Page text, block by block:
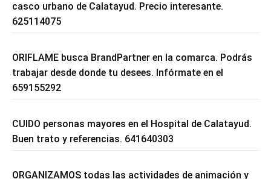
casco urbano de Calatayud. Precio interesante.
625114075
ORIFLAME busca BrandPartner en la comarca. Podrás
trabajar desde donde tu desees. Infórmate en el
659155292
CUIDO personas mayores en el Hospital de Calatayud.
Buen trato y referencias. 641640303
ORGANIZAMOS todas las actividades de animación y